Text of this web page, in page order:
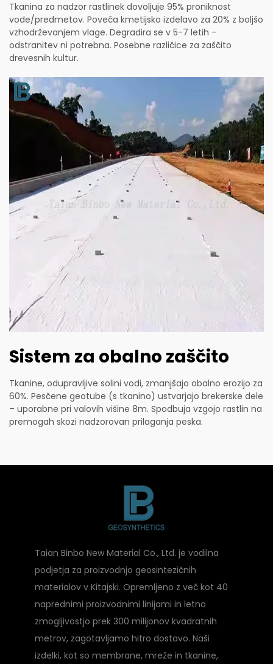
Tkanina za nadzor rastlinek dovoljuje 95% proniknost
vode/predmetov. Poveča kmetijsko izdelavo za 20% z boljšo
vzhodrževanjem vlage. Degradira se v 5-7 letih –
odstranitev ni potrebna. Posebne različice za zaščito
drevesnih kultur.
Sistem za obalno zaščito
Tkanine, odupravljive solini vodi, zmanjšajo obalno erozijo za
60%. Pesčene geotube (s tkanino) ustvarjajo brekerske dele
– uporabne pri valovih višine 8m. Spodbuja vzgojo rastlin na
premogah skozi nadzorovan prilaganja peska.
Taian Binbo New Material Co., Ltd. je vodilna
podjetja za proizvodnjo geosintezičnih
materialov v Kitajski. Opremljeno z več kot 40
naprednimi proizvodnimi linijami in letno
zmogljivostjo prek 300 milijonov kvadratnih
metrov, zagotavljamo hitro dostavo. Naši
izdelki, kot so membrane, mreže in tkanine,